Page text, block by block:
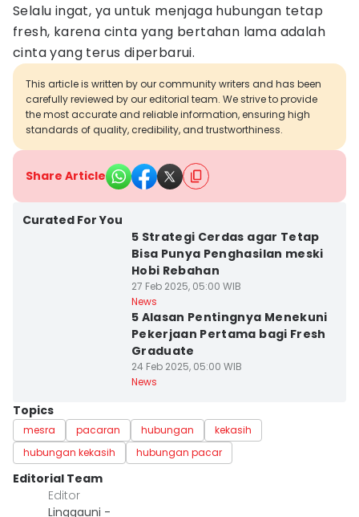
Selalu ingat, ya untuk menjaga hubungan tetap
fresh, karena cinta yang bertahan lama adalah
cinta yang terus diperbarui.
This article is written by our community writers and has been
carefully reviewed by our editorial team. We strive to provide
the most accurate and reliable information, ensuring high
standards of quality, credibility, and trustworthiness.
Share Article
Curated For You
5 Strategi Cerdas agar Tetap
Bisa Punya Penghasilan meski
Hobi Rebahan
27 Feb 2025, 05:00 WIB
News
5 Alasan Pentingnya Menekuni
Pekerjaan Pertama bagi Fresh
Graduate
24 Feb 2025, 05:00 WIB
News
Topics
mesra pacaran hubungan
kekasih
hubungan kekasih
hubungan pacar
Editorial Team
Editor
Linggauni -